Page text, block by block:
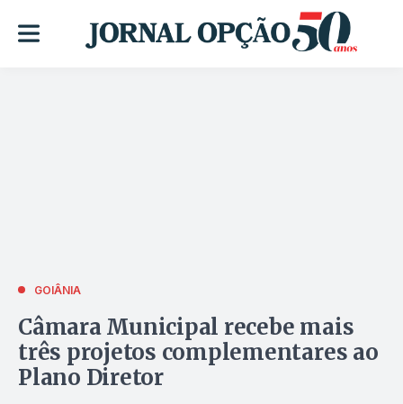
GOIÂNIA
Câmara Municipal recebe mais
três projetos complementares ao
Plano Diretor